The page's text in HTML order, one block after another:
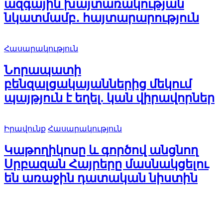
ազգային խայտառակության
նկատմամբ․ հայտարարություն
Հասարակություն
Նորապատի
բենզալցակայաններից մեկում
պայթյուն է եղել. կան վիրավորներ
Իրավունք Հասարակություն
Կաթողիկոսը և գործով անցնող
Սրբազան Հայրերը մասնակցելու
են առաջին դատական նիստին